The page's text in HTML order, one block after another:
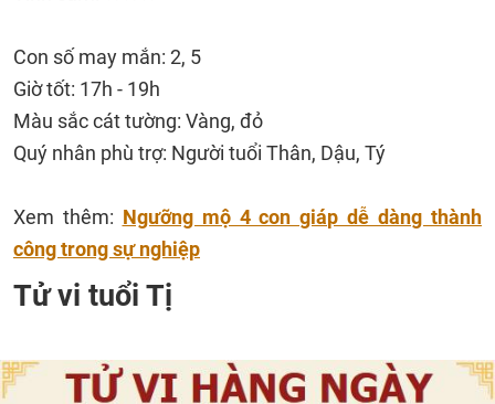
Con số may mắn: 2, 5
Giờ tốt: 17h - 19h
Màu sắc cát tường: Vàng, đỏ
Quý nhân phù trợ: Người tuổi Thân, Dậu, Tý
Xem thêm: Ngưỡng mộ 4 con giáp dễ dàng thành
công trong sự nghiệp
Tử vi tuổi Tị